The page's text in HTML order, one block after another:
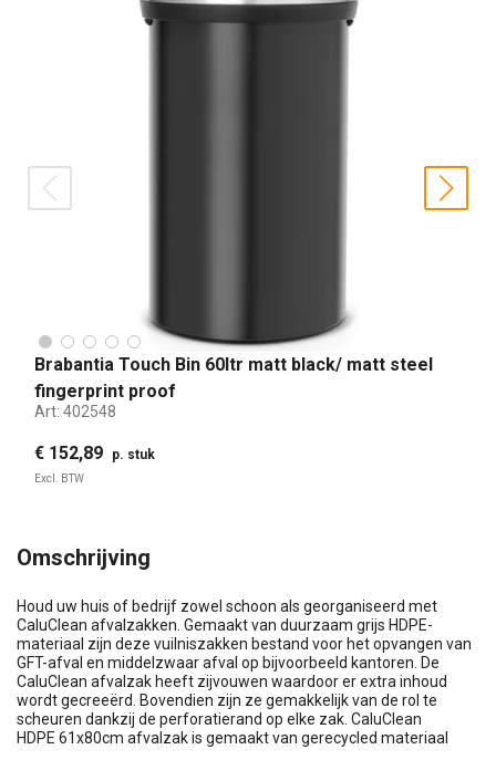
Brabantia Touch Bin 60ltr matt black/ matt steel
fingerprint proof
Art: 402548
€ 152,89 p. stuk
Excl. BTW
prev next
Omschrijving
Houd uw huis of bedrijf zowel schoon als georganiseerd met
CaluClean afvalzakken. Gemaakt van duurzaam grijs HDPE-
materiaal zijn deze vuilniszakken bestand voor het opvangen van
GFT-afval en middelzwaar afval op bijvoorbeeld kantoren. De
CaluClean afvalzak heeft zijvouwen waardoor er extra inhoud
wordt gecreeërd. Bovendien zijn ze gemakkelijk van de rol te
scheuren dankzij de perforatierand op elke zak. CaluClean
HDPE 61x80cm afvalzak is gemaakt van gerecycled materiaal